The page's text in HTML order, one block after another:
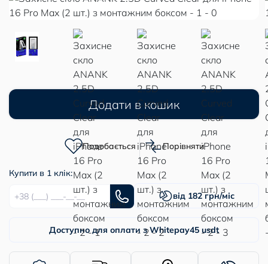
Додати в кошик
Подобається Порівняти
Купити в 1 клік:
від 182 грн/міс
Доступно для оплати з Whitepay45 usdt